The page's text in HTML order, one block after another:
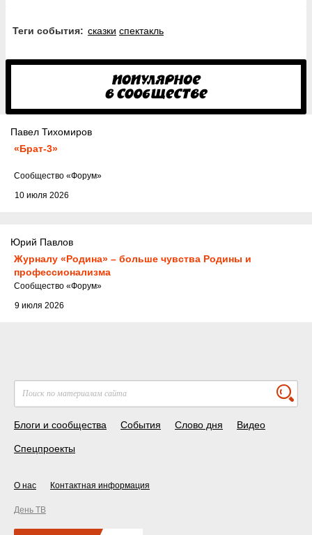
Теги события: сказки спектакль
Павел Тихомиров
«Брат-3»
10 июля 2026
Cообщество «Форум»
Юрий Павлов
Журналу «Родина» – больше чувства Родины и
профессионализма
9 июля 2026
Cообщество «Форум»
Блоги и сообщества События Слово дня Видео
Спецпроекты
О нас Контактная информация
День ТВ